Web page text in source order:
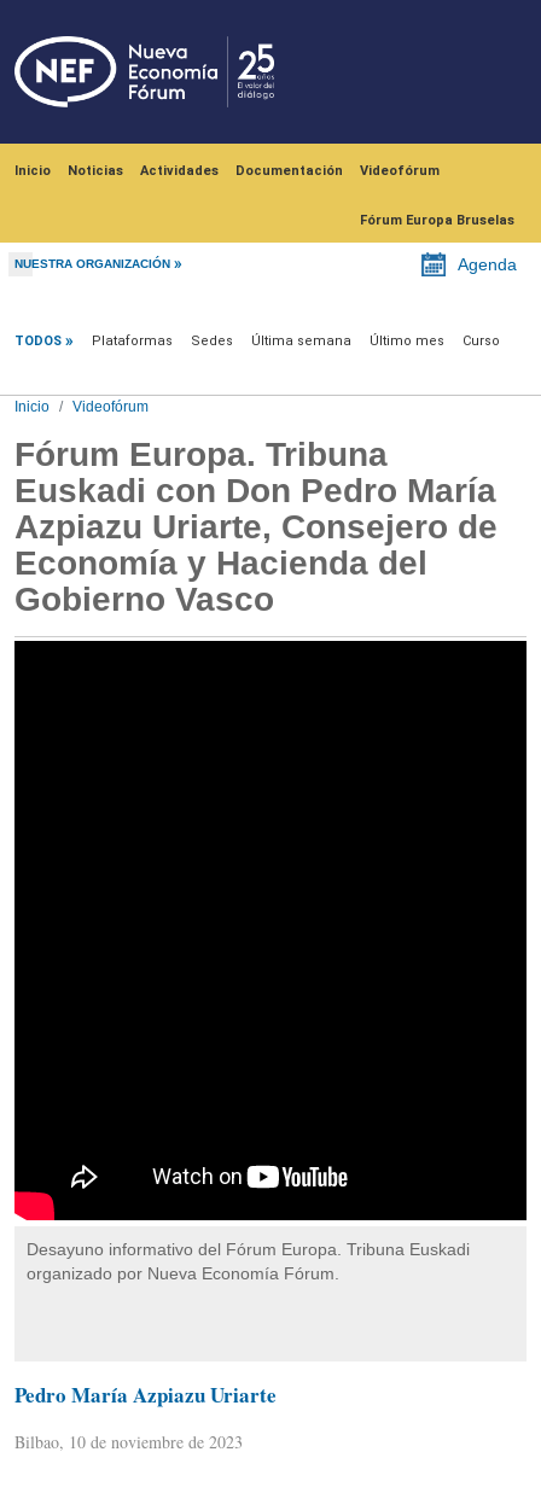
Inicio Noticias Actividades Documentación Videofórum
Fórum Europa Bruselas
NUESTRA ORGANIZACIÓN Agenda
TODOS Plataformas Sedes Última semana Último mes Curso
Inicio Videofórum
Fórum Europa. Tribuna
Euskadi con Don Pedro María
Azpiazu Uriarte, Consejero de
Economía y Hacienda del
Gobierno Vasco
Desayuno informativo del Fórum Europa. Tribuna Euskadi
organizado por Nueva Economía Fórum.
Pedro María Azpiazu Uriarte
Bilbao, 10 de noviembre de 2023